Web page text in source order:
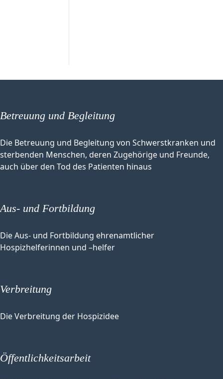
Betreuung und Begleitung
Die Betreuung und Begleitung von Schwerstkranken und
sterbenden Menschen, deren Zugehörige und Freunde,
auch über den Tod des Patienten hinaus
Aus- und Fortbildung
Die Aus- und Fortbildung ehrenamtlicher
Hospizhelferinnen und –helfer
Verbreitung
Die Verbreitung der Hospizidee
Öffentlichkeitsarbeit